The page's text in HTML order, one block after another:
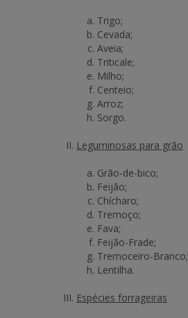
Trigo;
Cevada;
Aveia;
Triticale;
Milho;
Centeio;
Arroz;
Sorgo.
Leguminosas para grão
Grão-de-bico;
Feijão;
Chícharo;
Tremoço;
Fava;
Feijão-Frade;
Tremoceiro-Branco;
Lentilha.
Espécies forrageiras